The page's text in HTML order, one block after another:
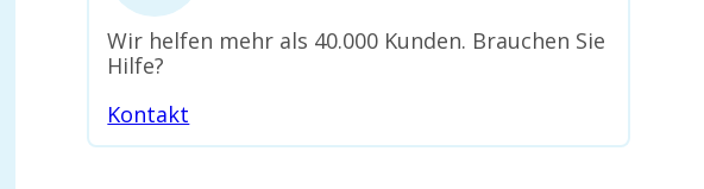
Wir helfen mehr als 40.000 Kunden. Brauchen Sie
Hilfe?
Kontakt